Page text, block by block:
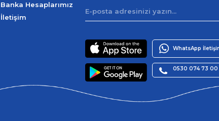
Banka Hesaplarımız
İletişim
WhatsApp
0530 074 73 00